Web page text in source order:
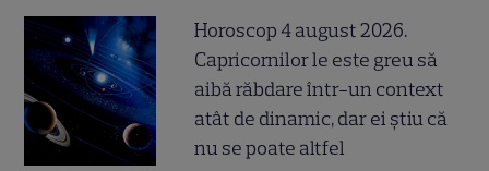
Horoscop 4 august 2026.
Capricornilor le este greu să
aibă răbdare într-un context
atât de dinamic, dar ei știu că
nu se poate altfel